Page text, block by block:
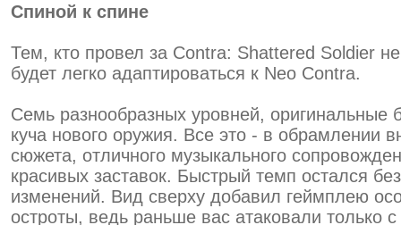
Спиной к спине
Тем, кто провел за Contra: Shattered Soldier
будет легко адаптироваться к Neo Contra.
Семь разнообразных уровней, оригинальные
куча нового оружия. Все это - в обрамлении
сюжета, отличного музыкального
красивых заставок. Быстрый темп остался без
изменений. Вид сверху добавил геймплею
остроты, ведь раньше вас атаковали только с